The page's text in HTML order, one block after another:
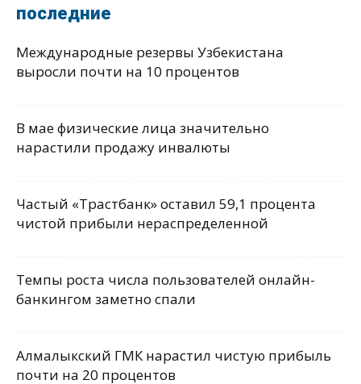
последние
Международные резервы Узбекистана
выросли почти на 10 процентов
В мае физические лица значительно
нарастили продажу инвалюты
Частый «Трастбанк» оставил 59,1 процента
чистой прибыли нераспределенной
Темпы роста числа пользователей онлайн-
банкингом заметно спали
Алмалыкский ГМК нарастил чистую прибыль
почти на 20 процентов